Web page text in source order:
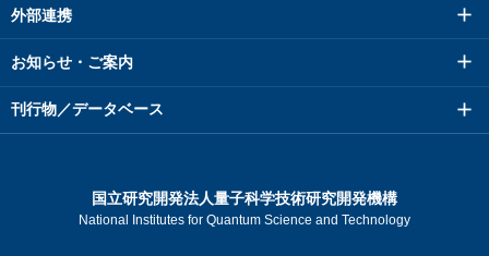
外部連携
お知らせ・ご案内
刊行物／データベース
国立研究開発法人量子科学技術研究開発機構
National Institutes for Quantum Science and Technology